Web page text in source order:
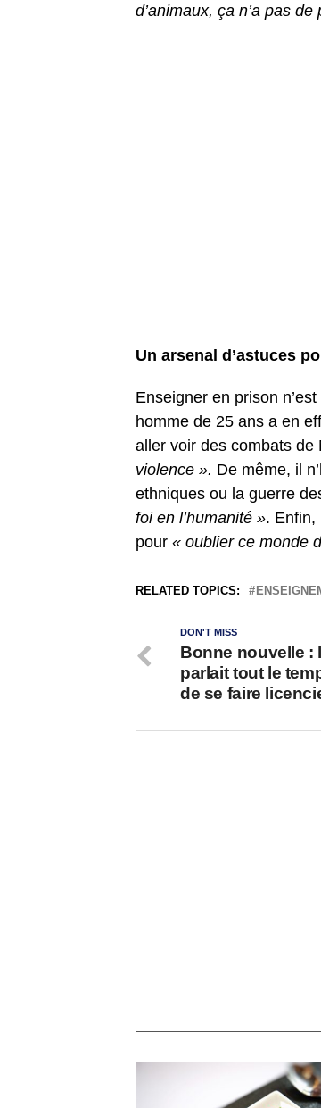
d’animaux, ça n’a pas de
Un arsenal d’astuces
Enseigner en prison
homme de 25 ans a en
aller voir des combats de
violence ». De même, il
ethniques ou la guerre
foi en l’humanité ». Enfin,
pour « oublier ce monde
RELATED TOPICS:
DON'T MISS
Bonne nouvelle :
parlait tout le
de se faire